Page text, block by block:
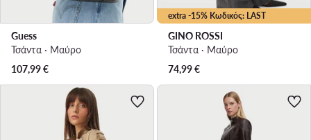
Guess
Τσάντα · Μαύρο
107,99€
extra -15% Κωδικός: LAST
GINO ROSSI
Τσάντα · Μαύρο
74,99€